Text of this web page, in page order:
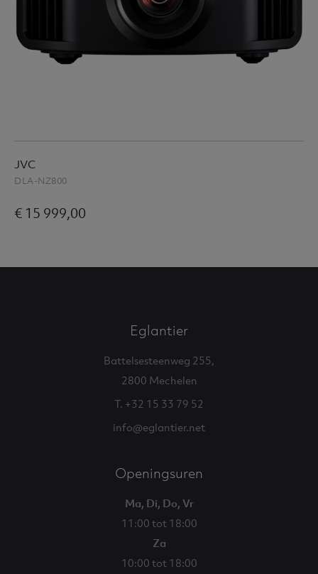
JVC
DLA-NZ800
€ 15 999,00
Eglantier
Battelsesteenweg 255,
2800 Mechelen
T. +32 15 33 79 52
info@eglantier.net
Openingsuren
Ma, Di, Do, Vr
11:00 tot 18:00
Za
10:00 tot 18:00